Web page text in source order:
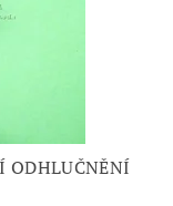
ODHLUČNĚNÍ